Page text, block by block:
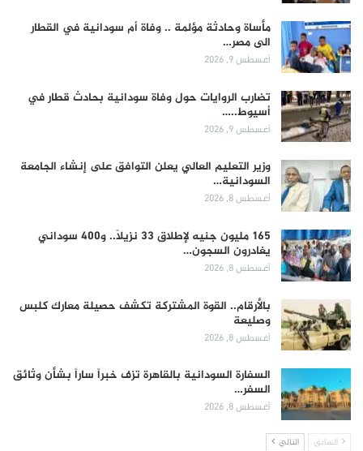
مأساة وحادثة مؤلمة .. وفاة أم سودانية في القطار
الى مصر…
أغسطس 9, 2026
تضارب الروايات حول وفاة سودانية بحادث قطار في
أسيوط..…
أغسطس 9, 2026
وزير التعليم العالي يعلن التوافق على إنشاء الجامعة
السودانية…
أغسطس 8, 2026
165 مليون جنيه لإطلاق 33 نزيلاً.. و400 سوداني
يغادرون السجون…
أغسطس 8, 2026
بالأرقام.. القوة المشتركة تكشف حصيلة معارك كلبس
وصليعة
أغسطس 8, 2026
السفارة السودانية بالقاهرة تزف خبراً ساراً بشأن وثائق
السفر…
أغسطس 8, 2026
السابق التالي